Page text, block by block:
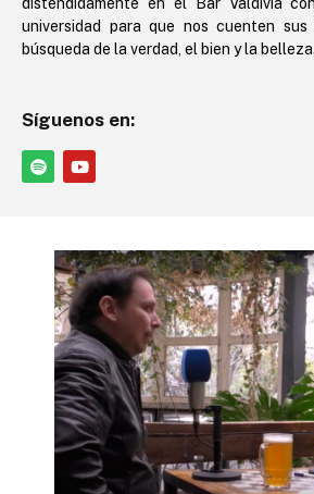
universidad para que nos cuenten
búsqueda de la verdad, el bien y la belleza.
Síguenos en: